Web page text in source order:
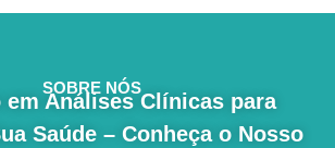
SOBRE NÓS
em Análises Clínicas para
Saúde – Conheça o Nosso